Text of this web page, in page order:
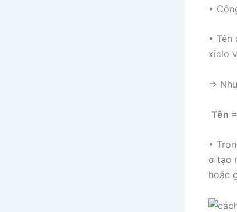
•
•
xiclo
⇒
Tên
•
σ tạo
hoặc